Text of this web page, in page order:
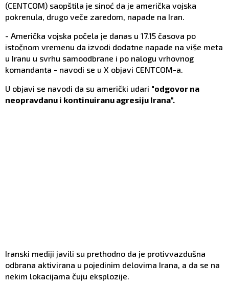
(CENTCOM) saopštila je sinoć da je američka vojska
pokrenula, drugo veče zaredom, napade na Iran.
- Američka vojska počela je danas u 17.15 časova po
istočnom vremenu da izvodi dodatne napade na više meta
u Iranu u svrhu samoodbrane i po nalogu vrhovnog
komandanta - navodi se u X objavi CENTCOM-a.
U objavi se navodi da su američki udari "odgovor na
neopravdanu i kontinuiranu agresiju Irana".
Iranski mediji javili su prethodno da je protivvazdušna
odbrana aktivirana u pojedinim delovima Irana, a da se na
nekim lokacijama čuju eksplozije.